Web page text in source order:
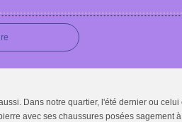
Dans notre quartier, l'été dernier ou
avec ses chaussures posées sagement